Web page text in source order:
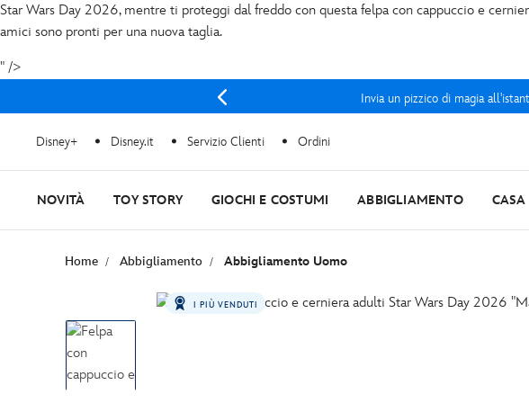
Star Wars Day 2026, mentre ti proteggi dal freddo con questa felpa con cappuccio e
amici sono pronti per una nuova taglia.
" />
Invia un pizzico di magia
Disney+ Disney.it Servizio Clienti Ordini
NOVITÀ TOY STORY GIOCHI E COSTUMI ABBIGLIAMENTO CASA
Home Abbigliamento Abbigliamento Uomo
I PIÙ VENDUTI